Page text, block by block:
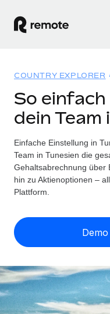
WELTWEITE
Globale Payroll
Einfache,
Employer of
Weltweites
Contractor of
Rechtssichere,
Globales
Freelancer:innen
PEO
Lösungen
WELTWEITE
Country Explorer
Länderspezifische
Einfache
WACHSTUMSPHASE
Ressourcen
TOOLS UND RECHNER
Preise
Nederlands
COUNTRY EXPLORER
So
dein Team
Einfache Einstellung in
Team in Tunesien die
Gehaltsabrechnung über
hin zu Aktienoptionen –
Plattform.